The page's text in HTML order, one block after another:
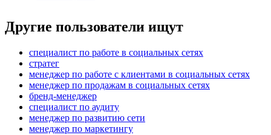
Другие пользователи ищут
специалист по работе в социальных сетях
стратег
менеджер по работе с клиентами в социальных сетях
менеджер по продажам в социальных сетях
бренд-менеджер
специалист по аудиту
менеджер по развитию сети
менеджер по маркетингу